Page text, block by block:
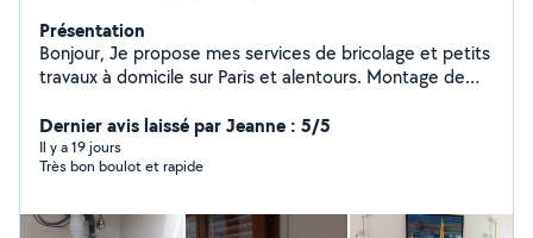
Présentation
Bonjour, Je propose mes services de bricolage et petits
travaux à domicile sur Paris et alentours. Montage de
étagères, cadres) Petits travaux d'électricité (luminaires,
prises) Plomberie simple (robinet, siphon, débouchage)
Réparations diverses Nettoyage et entretien logement
travailler chez des particuliers avec un vrai souci du
Dernier avis laissé par Jeanne : 5/5
Il y a 19 jours
Très bon boulot et rapide